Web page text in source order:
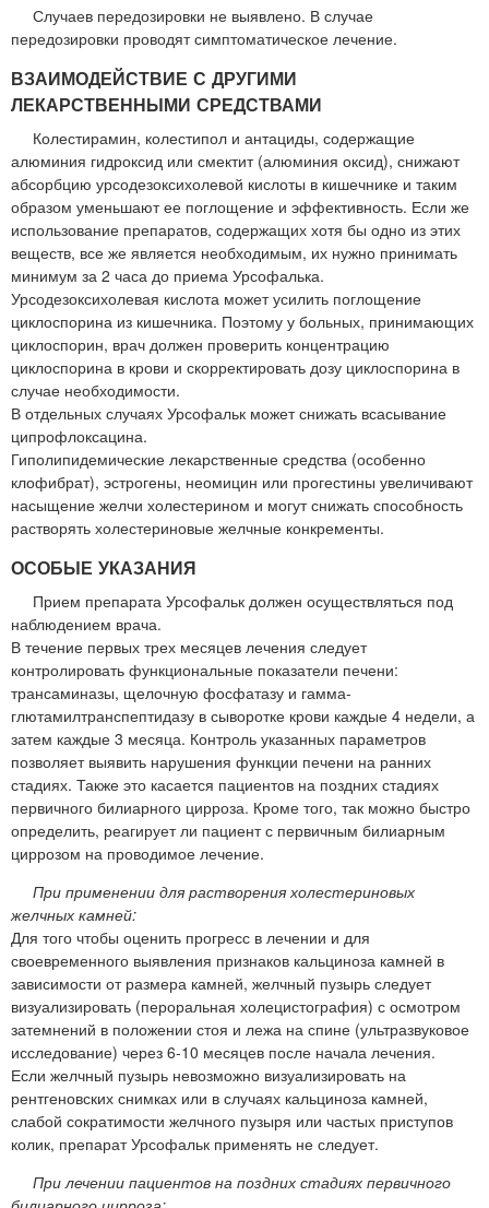
Случаев передозировки не выявлено. В случае
передозировки проводят симптоматическое лечение.
ВЗАИМОДЕЙСТВИЕ С ДРУГИМИ
ЛЕКАРСТВЕННЫМИ СРЕДСТВАМИ
Колестирамин, колестипол и антациды, содержащие
алюминия гидроксид или смектит (алюминия оксид), снижают
абсорбцию урсодезоксихолевой кислоты в кишечнике и таким
образом уменьшают ее поглощение и эффективность. Если же
использование препаратов, содержащих хотя бы одно из этих
веществ, все же является необходимым, их нужно принимать
минимум за 2 часа до приема Урсофалька.
Урсодезоксихолевая кислота может усилить поглощение
циклоспорина из кишечника. Поэтому у больных, принимающих
циклоспорин, врач должен проверить концентрацию
циклоспорина в крови и скорректировать дозу циклоспорина в
случае необходимости.
В отдельных случаях Урсофальк может снижать всасывание
ципрофлоксацина.
Гиполипидемические лекарственные средства (особенно
клофибрат), эстрогены, неомицин или прогестины увеличивают
насыщение желчи холестерином и могут снижать способность
растворять холестериновые желчные конкременты.
ОСОБЫЕ УКАЗАНИЯ
Прием препарата Урсофальк должен осуществляться под
наблюдением врача.
В течение первых трех месяцев лечения следует
контролировать функциональные показатели печени:
трансаминазы, щелочную фосфатазу и гамма-
глютамилтранспептидазу в сыворотке крови каждые 4 недели, а
затем каждые 3 месяца. Контроль указанных параметров
позволяет выявить нарушения функции печени на ранних
стадиях. Также это касается пациентов на поздних стадиях
первичного билиарного цирроза. Кроме того, так можно быстро
определить, реагирует ли пациент с первичным билиарным
циррозом на проводимое лечение.
При применении для растворения холестериновых
желчных камней:
Для того чтобы оценить прогресс в лечении и для
своевременного выявления признаков кальциноза камней в
зависимости от размера камней, желчный пузырь следует
визуализировать (пероральная холецистография) с осмотром
затемнений в положении стоя и лежа на спине (ультразвуковое
исследование) через 6-10 месяцев после начала лечения.
Если желчный пузырь невозможно визуализировать на
рентгеновских снимках или в случаях кальциноза камней,
слабой сократимости желчного пузыря или частых приступов
колик, препарат Урсофальк применять не следует.
При лечении пациентов на поздних стадиях первичного